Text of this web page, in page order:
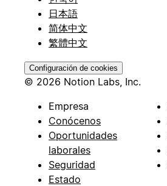
日本語
简体中文
繁體中文
Configuración de cookies
© 2026 Notion Labs, Inc.
Empresa
Conócenos
Oportunidades
laborales
Seguridad
Estado